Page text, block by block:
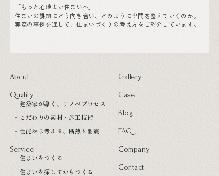
「もっと心地よい住まいへ」
住まいの課題にどう向き合い、どのように空間を整えていくのか。
実際の事例を通して、住まいづくりの考え方をご紹介しています。
About
Quality
建築家が導く、リノベプロセス
こだわりの素材・施工技術
性能から考える、断熱と耐震
Service
住まいをつくる
住まいを探してからつくる
Gallery
Case
Blog
FAQ
Company
Contact